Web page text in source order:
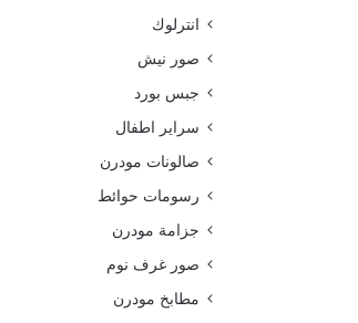
انترلوك
صور نيش
جبس بورد
سراير اطفال
صالونات مودرن
رسومات حوائط
جزامة مودرن
صور غرف نوم
مطابخ مودرن